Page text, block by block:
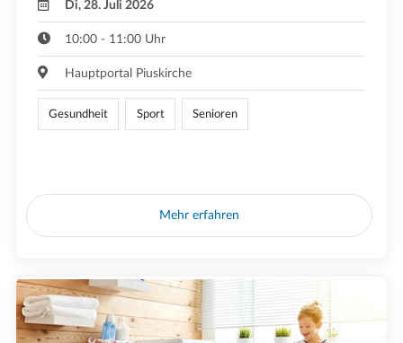
Di, 28. Juli 2026
10:00 - 11:00 Uhr
Hauptportal Piuskirche
Gesundheit Sport Senioren
Mehr erfahren